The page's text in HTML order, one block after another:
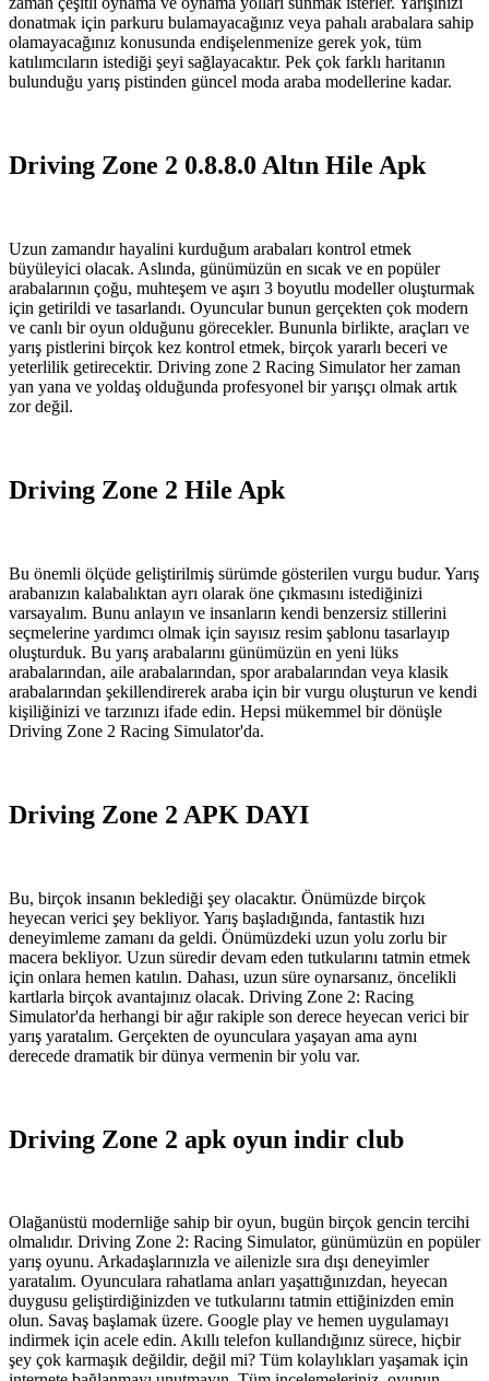
donatmak için parkuru bulamayacağınız veya pahalı arabalara sahip
olamayacağınız konusunda endişelenmenize gerek yok, tüm
katılımcıların istediği şeyi sağlayacaktır. Pek çok farklı haritanın
bulunduğu yarış pistinden güncel moda araba modellerine kadar.
Driving Zone 2 0.8.8.0 Altın Hile Apk
Uzun zamandır hayalini kurduğum arabaları kontrol etmek
büyüleyici olacak. Aslında, günümüzün en sıcak ve en popüler
arabalarının çoğu, muhteşem ve aşırı 3 boyutlu modeller oluşturmak
için getirildi ve tasarlandı. Oyuncular bunun gerçekten çok modern
ve canlı bir oyun olduğunu görecekler. Bununla birlikte, araçları ve
yarış pistlerini birçok kez kontrol etmek, birçok yararlı beceri ve
yeterlilik getirecektir. Driving zone 2 Racing Simulator her zaman
yan yana ve yoldaş olduğunda profesyonel bir yarışçı olmak artık
zor değil.
Driving Zone 2 Hile Apk
Bu önemli ölçüde geliştirilmiş sürümde gösterilen vurgu budur. Yarış
arabanızın kalabalıktan ayrı olarak öne çıkmasını istediğinizi
varsayalım. Bunu anlayın ve insanların kendi benzersiz stillerini
seçmelerine yardımcı olmak için sayısız resim şablonu tasarlayıp
oluşturduk. Bu yarış arabalarını günümüzün en yeni lüks
arabalarından, aile arabalarından, spor arabalarından veya klasik
arabalarından şekillendirerek araba için bir vurgu oluşturun ve kendi
kişiliğinizi ve tarzınızı ifade edin. Hepsi mükemmel bir dönüşle
Driving Zone 2 Racing Simulator'da.
Driving Zone 2 APK DAYI
Bu, birçok insanın beklediği şey olacaktır. Önümüzde birçok
heyecan verici şey bekliyor. Yarış başladığında, fantastik hızı
deneyimleme zamanı da geldi. Önümüzdeki uzun yolu zorlu bir
macera bekliyor. Uzun süredir devam eden tutkularını tatmin etmek
için onlara hemen katılın. Dahası, uzun süre oynarsanız, öncelikli
kartlarla birçok avantajınız olacak. Driving Zone 2: Racing
Simulator'da herhangi bir ağır rakiple son derece heyecan verici bir
yarış yaratalım. Gerçekten de oyunculara yaşayan ama aynı
derecede dramatik bir dünya vermenin bir yolu var.
Driving Zone 2 apk oyun indir club
Olağanüstü modernliğe sahip bir oyun, bugün birçok gencin tercihi
olmalıdır. Driving Zone 2: Racing Simulator, günümüzün en popüler
yarış oyunu. Arkadaşlarınızla ve ailenizle sıra dışı deneyimler
yaratalım. Oyunculara rahatlama anları yaşattığınızdan, heyecan
duygusu geliştirdiğinizden ve tutkularını tatmin ettiğinizden emin
olun. Savaş başlamak üzere. Google play ve hemen uygulamayı
indirmek için acele edin. Akıllı telefon kullandığınız sürece, hiçbir
şey çok karmaşık değildir, değil mi? Tüm kolaylıkları yaşamak için